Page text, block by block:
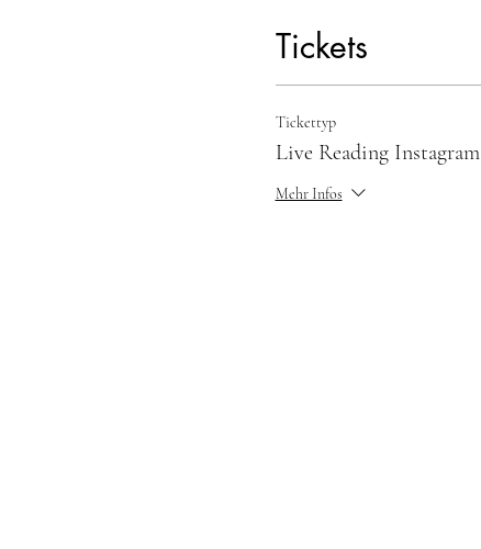
Tickets
Tickettyp
Live Reading Instagram
Mehr Infos